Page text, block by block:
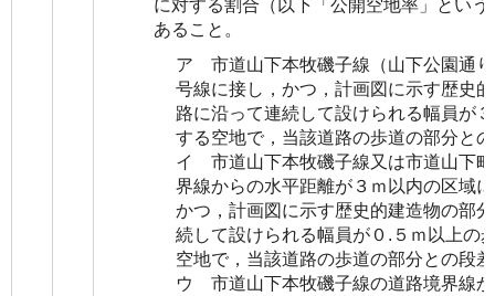
に対する割合（以下「公開空地率」とい
あること。
ア 市道山下本牧磯子線（山下公園通
号線に接し，かつ，計画図に示す歴史
路に沿って連続して設けられる幅員が
する空地で，当該道路の歩道の部分と
イ 市道山下本牧磯子線又は市道山下
界線からの水平距離が３ｍ以内の区域
かつ，計画図に示す歴史的建造物の部
続して設けられる幅員が０.５ｍ以上の
空地で，当該道路の歩道の部分との段
ウ 市道山下本牧磯子線の道路境界線